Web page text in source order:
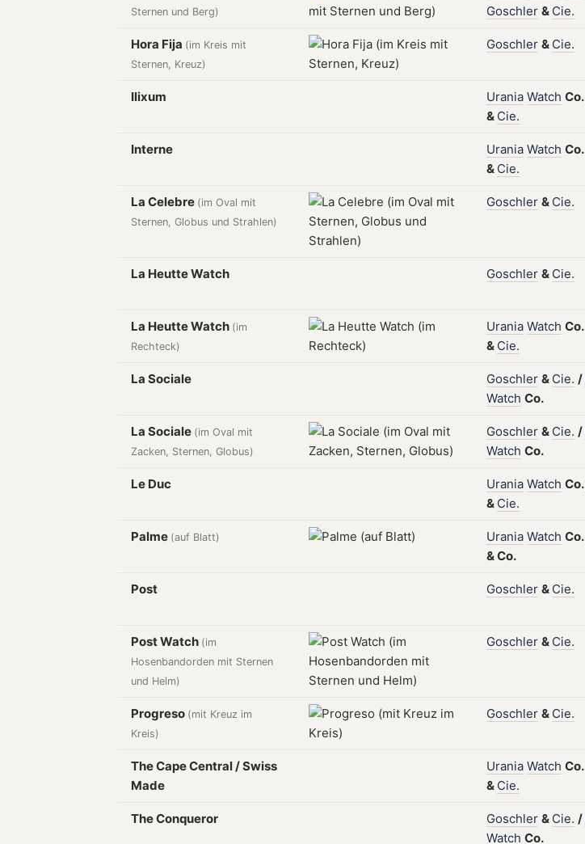
Sternen und Berg)
Goschler & Cie.
Hora Fija (im Kreis mit
Sternen, Kreuz)
Goschler & Cie.
Ilixum Urania Watch Co.
& Cie.
Interne Urania Watch Co.
& Cie.
La Celebre (im Oval mit
Sternen, Globus und Strahlen)
Goschler & Cie.
La Heutte Watch Goschler & Cie.
La Heutte Watch (im
Rechteck)
Urania Watch Co.
& Cie.
La Sociale Goschler & Cie. /
Watch Co.
La Sociale (im Oval mit
Zacken, Sternen, Globus)
Goschler & Cie. /
Watch Co.
Le Duc Urania Watch Co.
& Cie.
Palme (auf Blatt) Urania Watch Co.
&Co.
Post Goschler & Cie.
Post Watch (im
Hosenbandorden mit Sternen
und Helm)
Goschler & Cie.
Progreso (mit Kreuz im
Kreis)
Goschler & Cie.
The Cape Central / Swiss
Made
Urania Watch Co.
& Cie.
The Conqueror Goschler & Cie. /
Watch Co.